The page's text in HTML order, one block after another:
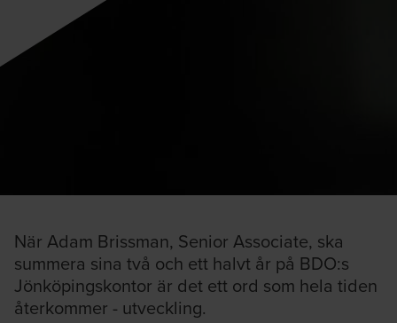
När Adam Brissman, Senior Associate, ska
summera sina två och ett halvt år på BDO:s
Jönköpingskontor är det ett ord som hela tiden
återkommer - utveckling.